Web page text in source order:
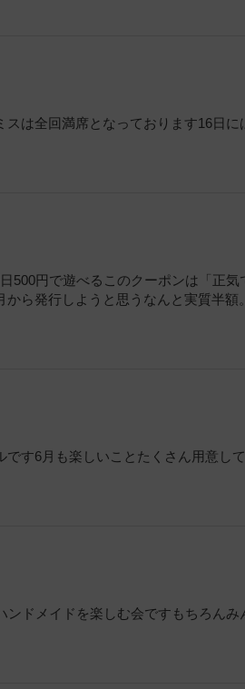
は全回満席となっております16日に
500円で遊べるこのクーポンは「正気
ら発行しようと思うなんと実質半額
す6月も楽しいことたくさん用意し
ドメイドを楽しむ会ですもちろんみ